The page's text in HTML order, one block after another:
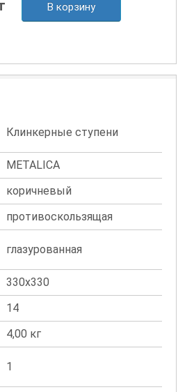
В корзину
Клинкерные ступени
METALICA
коричневый
противоскользящая
глазурованная
330x330
14
4,00 кг
1